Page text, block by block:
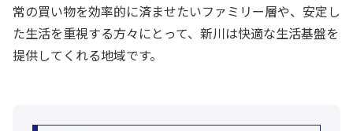
常の買い物を効率的に済ませたいファミリー層や、安定し
た生活を重視する方々にとって、新川は快適な生活基盤を
提供してくれる地域です。